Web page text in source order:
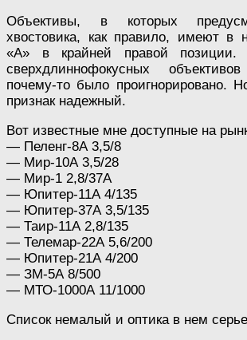
Объективы, в которых
хвостовика, как правило, имеют в
«А» в крайней правой позиции.
сверхдлиннофокусных
почему-то было проигнорировано.
признак надежный.
Вот известные мне доступные на
— Пеленг-8А 3,5/8
— Мир-10А 3,5/28
— Мир-1 2,8/37А
— Юпитер-11А 4/135
— Юпитер-37А 3,5/135
— Таир-11А 2,8/135
— Телемар-22А 5,6/200
— Юпитер-21А 4/200
— ЗМ-5А 8/500
— МТО-1000А 11/1000
Список немалый и оптика в нем